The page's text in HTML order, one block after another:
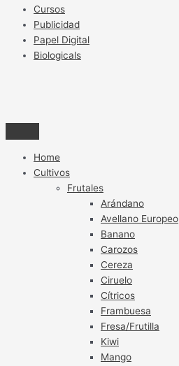
Cursos
Publicidad
Papel Digital
Biologicals
Home
Cultivos
Frutales
Arándano
Avellano Europeo
Banano
Carozos
Cereza
Ciruelo
Cítricos
Frambuesa
Fresa/Frutilla
Kiwi
Mango